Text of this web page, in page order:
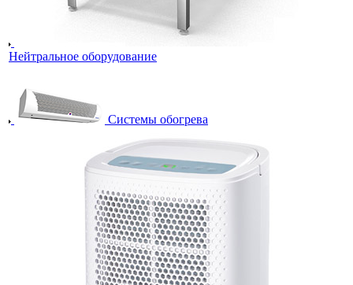
Нейтральное оборудование
Системы обогрева